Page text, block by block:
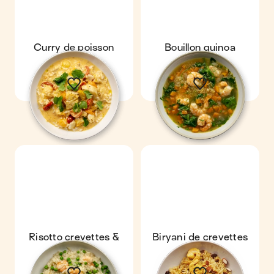
Curry de poisson
Bouillon quinoa
crevette
Risotto crevettes &
petits pois
Biryani de crevettes